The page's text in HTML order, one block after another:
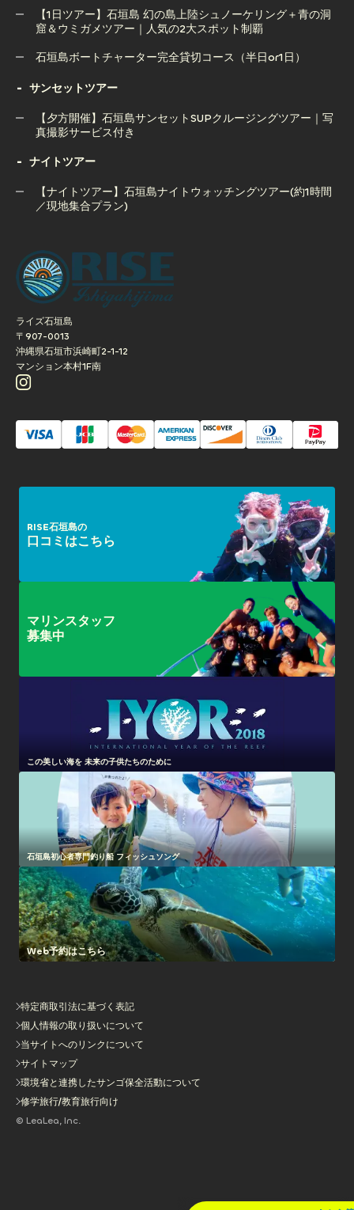
【1日ツアー】石垣島 青の洞窟＆ウミガメシュノーケル＋マ
【1日ツアー】石垣島 幻の島上陸シュノーケリング＋青の洞
窟＆ウミガメツアー｜人気の2大スポット制覇
窟＆ウミガメツアー｜人気の2大スポット制覇
石垣島ボートチャーター完全貸切コース（半日or1日）
石垣島ボートチャーター完全貸切コース（半日or1日）
サンセットツアー
【夕方開催】石垣島サンセットSUPクルージングツアー｜写
真撮影サービス付き
【夕方開催】石垣島サンセットSUPクルージングツアー｜写
ナイトツアー
【ナイトツアー】石垣島ナイトウォッチングツアー(約1時間
／現地集合プラン)
／現地集合プラン)
ライズ石垣島
〒907-0013
沖縄県石垣市浜崎町2-1-12
マンション本村1F南
RISE石垣島の
口コミはこちら
マリンスタッフ
募集中
この美しい海を 未来の子供たちのために
石垣島初心者専門釣り船 フィッシュソング
Web予約はこちら
特定商取引法に基づく表記
個人情報の取り扱いについて
当サイトへのリンクについて
サイトマップ
環境省と連携したサンゴ保全活動について
修学旅行/教育旅行向け
© LeaLea, Inc.